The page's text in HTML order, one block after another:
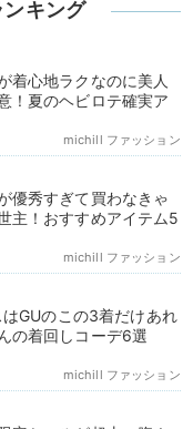
ンキング
着心地ラクなのに美人
！夏のヘビロテ確実ア
michill ファッション
優秀すぎて買わなきゃ
主！おすすめアイテム5
michill ファッション
GUのこの3着だけあれ
の着回しコーデ6選
michill ファッション